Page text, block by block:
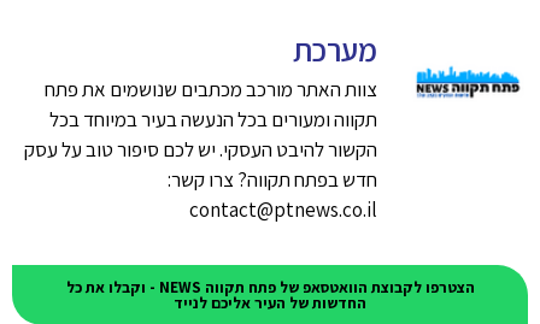
מערכת
צוות האתר מורכב מכתבים שנושמים את פתח
תקווה ומעורים בכל הנעשה בעיר במיוחד בכל
הקשור להיבט העסקי. יש לכם סיפור טוב על עסק
חדש בפתח תקווה? צרו קשר:
contact@ptnews.co.il
הצטרפו לקבוצת הוואטסאפ של פתח תקווה NEWS - וקבלו את כל
החדשות של העיר אליכם לנייד